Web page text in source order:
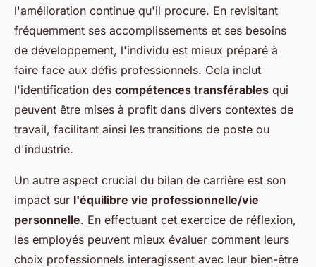
l'amélioration continue qu'il procure. En revisitant
fréquemment ses accomplissements et ses besoins
de développement, l'individu est mieux préparé à
faire face aux défis professionnels. Cela inclut
l'identification des compétences transférables qui
peuvent être mises à profit dans divers contextes de
travail, facilitant ainsi les transitions de poste ou
d'industrie.
Un autre aspect crucial du bilan de carrière est son
impact sur l'équilibre vie professionnelle/vie
personnelle. En effectuant cet exercice de réflexion,
les employés peuvent mieux évaluer comment leurs
choix professionnels interagissent avec leur bien-être